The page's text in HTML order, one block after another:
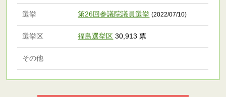
選挙 第26回参議院議員選挙 (2022/07/10)
選挙区 福島選挙区 30,913 票
その他